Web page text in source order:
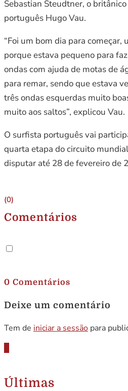
Sebastian Steudtner, o
português Hugo Vau.
“Foi um bom dia para começar,
porque estava pequeno para
ondas com ajuda de motas de
para remar, sendo que estava
três ondas esquerdas muito
muito aos saltos”, explicou Vau.
O surfista português vai
quarta etapa do circuito
disputar até 28 de fevereiro de
(0)
Comentários
0 Comentários
Deixe um comentário
Tem de iniciar a sessão para
Últimas